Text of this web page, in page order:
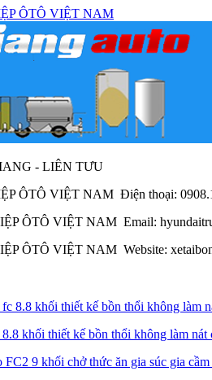
- LIÊN TƯU
Điện thoại:
Email:
Website:
khối thiết kế bồn thổi không làm nát